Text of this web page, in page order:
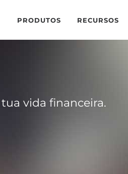
PRODUTOS RECURSOS
vida financeira.